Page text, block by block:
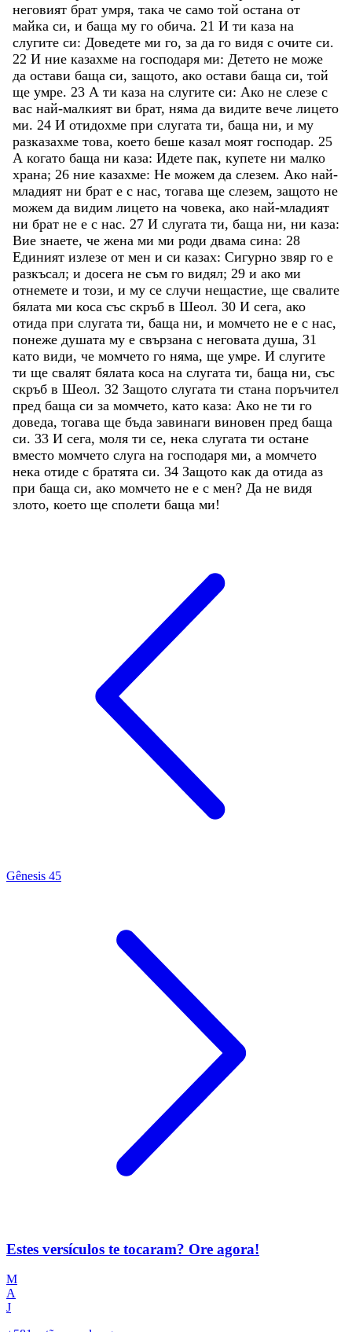
неговият брат умря, така че само той остана от
майка си, и баща му го обича. 21 И ти каза на
слугите си: Доведете ми го, за да го видя с очите си.
22 И ние казахме на господаря ми: Детето не може
да остави баща си, защото, ако остави баща си, той
ще умре. 23 А ти каза на слугите си: Ако не слезе с
вас най-малкият ви брат, няма да видите вече лицето
ми. 24 И отидохме при слугата ти, баща ни, и му
разказахме това, което беше казал моят господар. 25
А когато баща ни каза: Идете пак, купете ни малко
храна; 26 ние казахме: Не можем да слезем. Ако най-
младият ни брат е с нас, тогава ще слезем, защото не
можем да видим лицето на човека, ако най-младият
ни брат не е с нас. 27 И слугата ти, баща ни, ни каза:
Вие знаете, че жена ми ми роди двама сина: 28
Единият излезе от мен и си казах: Сигурно звяр го е
разкъсал; и досега не съм го видял; 29 и ако ми
отнемете и този, и му се случи нещастие, ще свалите
бялата ми коса със скръб в Шеол. 30 И сега, ако
отида при слугата ти, баща ни, и момчето не е с нас,
понеже душата му е свързана с неговата душа, 31
като види, че момчето го няма, ще умре. И слугите
ти ще свалят бялата коса на слугата ти, баща ни, със
скръб в Шеол. 32 Защото слугата ти стана поръчител
пред баща си за момчето, като каза: Ако не ти го
доведа, тогава ще бъда завинаги виновен пред баща
си. 33 И сега, моля ти се, нека слугата ти остане
вместо момчето слуга на господаря ми, а момчето
нека отиде с братята си. 34 Защото как да отида аз
при баща си, ако момчето не е с мен? Да не видя
злото, което ще сполети баща ми!
Gênesis 45
Estes versículos te tocaram? Ore agora!
M
A
J